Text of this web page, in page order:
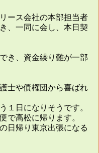
ース会社の本部担当者
、一同に会し、本日契
き、資金繰り難が一部
士や債権団から喜ばれ
１日になりそうです。
で高松に帰ります。
日帰り東京出張になる